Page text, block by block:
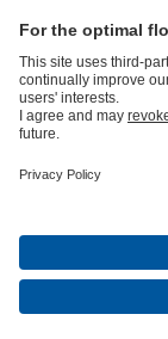
폐수 기술용수 응용